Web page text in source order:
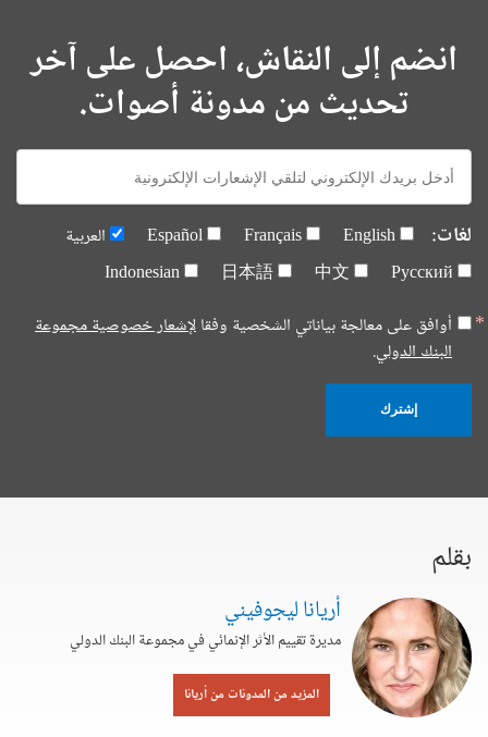
انضم إلى النقاش، احصل على آخر
تحديث من مدونة أصوات.
E-
mail:
لغات: English
Français
Español
العربية
Русский
中文
日本語
Indonesian
أوافق على معالجة بياناتي الشخصية وفقالإشعار خصوصية مجموعة
البنك الدولي.
إشترك
بقلم
أريانا ليجوفيني
مديرة تقييم الأثر الإنمائي في مجموعة البنك الدولي
المزيد من المدونات من أريانا